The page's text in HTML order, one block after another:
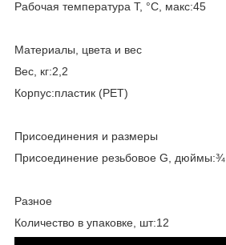
Рабочая температура T, °C, макс:45
Материалы, цвета и вес
Вес, кг:2,2
Корпус:пластик (PET)
Присоединения и размеры
Присоединение резьбовое G, дюймы:¾
Разное
Количество в упаковке, шт:12